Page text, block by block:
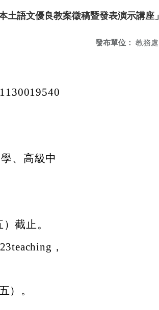
語文優良教案徵稿暨發表演示講座」
發布單位： 教務處
、高級中
截止。
，
）。